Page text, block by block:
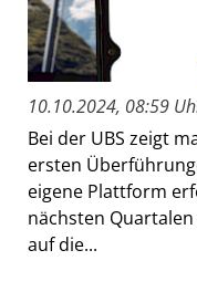
10.10.2024, 08:59
Bei der UBS zeigt
ersten
eigene Plattform
nächsten
auf die...